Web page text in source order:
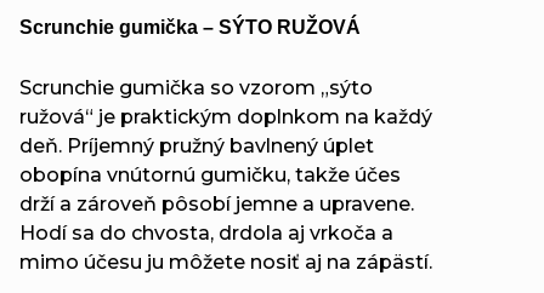
Scrunchie gumička – SÝTO RUŽOVÁ
Scrunchie gumička so vzorom „sýto
ružová“ je praktickým doplnkom na každý
deň. Príjemný pružný bavlnený úplet
obopína vnútornú gumičku, takže účes
drží a zároveň pôsobí jemne a upravene.
Hodí sa do chvosta, drdola aj vrkoča a
mimo účesu ju môžete nosiť aj na zápästí.